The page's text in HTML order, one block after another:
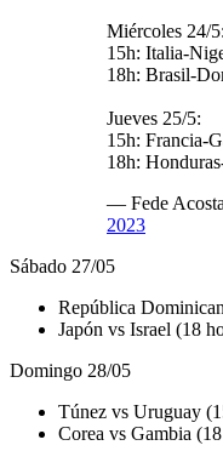
Miércoles 24/5:
15h: Italia-
18h: Brasil-
Jueves 25/5:
15h: Francia-
18h:
— Fede
2023
Sábado 27/05
República
Japón vs Israel (18
Domingo 28/05
Túnez vs Uruguay
Corea vs Gambia